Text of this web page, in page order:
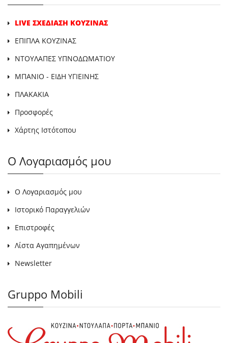
LIVE ΣΧΕΔΙΑΣΗ ΚΟΥΖΙΝΑΣ
ΕΠΙΠΛΑ ΚΟΥΖΙΝΑΣ
ΝΤΟΥΛΑΠΕΣ ΥΠΝΟΔΩΜΑΤΙΟΥ
ΜΠΑΝΙΟ - ΕΙΔΗ ΥΓΙΕΙΝΗΣ
ΠΛΑΚΑΚΙΑ
Προσφορές
Χάρτης Ιστότοπου
Ο Λογαριασμός μου
Ο Λογαριασμός μου
Ιστορικό Παραγγελιών
Επιστροφές
Λίστα Αγαπημένων
Newsletter
Gruppo Mobili